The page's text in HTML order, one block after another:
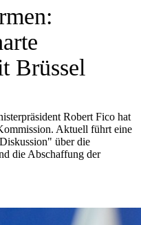
Brüssel
Robert Fico hat
Aktuell führt eine
über die
die Abschaffung der